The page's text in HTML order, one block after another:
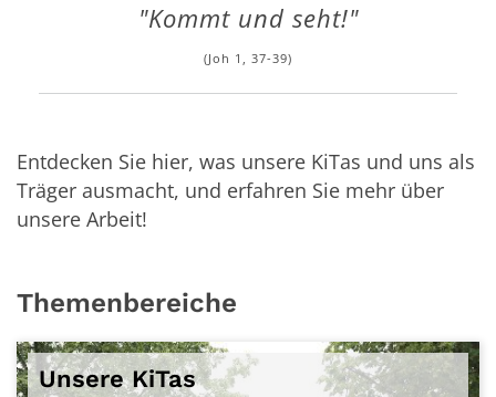
"Kommt und seht!"
(Joh 1, 37-39)
Entdecken Sie hier, was unsere KiTas und uns als
Träger ausmacht, und erfahren Sie mehr über
unsere Arbeit!
Themenbereiche
Unsere KiTas